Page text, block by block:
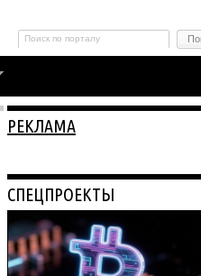
РЕКЛАМА
СПЕЦПРОЕКТЫ